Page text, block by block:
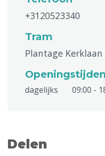
+3120523340
Tram
Plantage Kerklaan
Openingstijden
dagelijks 09:00 -
Delen